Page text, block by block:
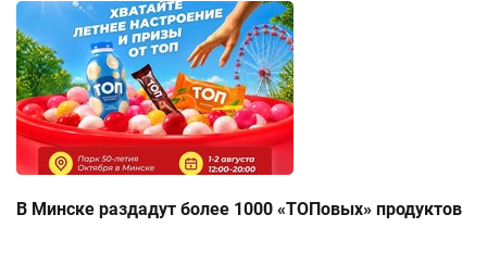
В Минске раздадут более 1000 «ТОПовых» продуктов